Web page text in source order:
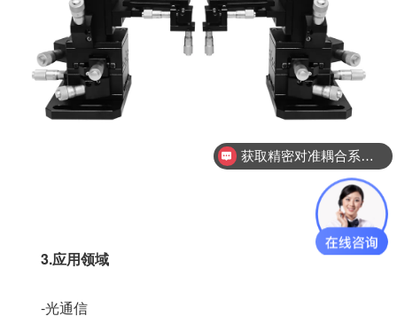
3.应用领域
-光通信
获取精密对准耦合系统技术方案